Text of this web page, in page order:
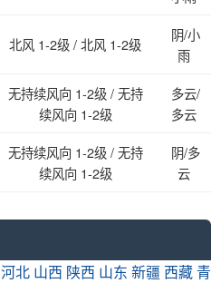
北风 1-2级 / 北风 1-2级
阴/小
雨
无持续风向 1-2级 / 无持
续风向 1-2级
多云/
多云
无持续风向 1-2级 / 无持
续风向 1-2级
阴/多
云
河北 山西 陕西 山东 新疆 西藏 青